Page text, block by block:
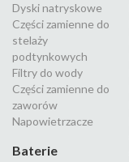
Dyski natryskowe
Części zamienne do
stelaży
podtynkowych
Filtry do wody
Części zamienne do
zaworów
Napowietrzacze
Baterie